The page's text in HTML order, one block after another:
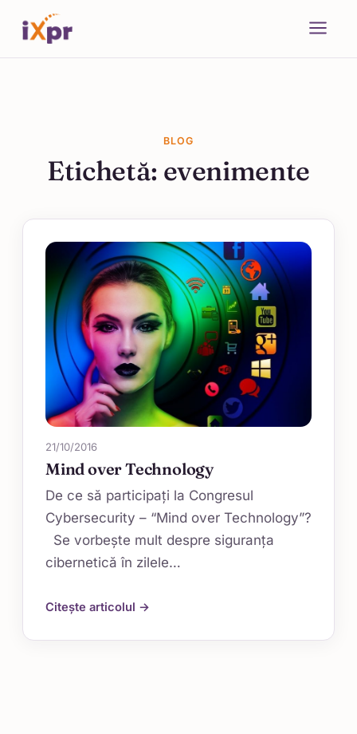
BLOG
Etichetă: evenimente
21/10/2016
Mind over Technology
De ce să participați la Congresul
Cybersecurity – “Mind over Technology”?
Se vorbește mult despre siguranța
cibernetică în zilele…
Citește articolul →